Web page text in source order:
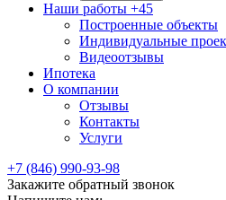
Наши работы +45
Построенные объекты
Индивидуальные
Видеоотзывы
Ипотека
О компании
Отзывы
Контакты
Услуги
+7 (846) 990-93-98
Закажите обратный звонок